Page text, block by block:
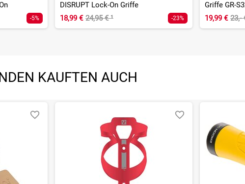
-5%
DISRUPT Lock-On Griffe
18,99 € 24,95 €¹ -23%
Griffe GR-
19,99 € 23,-
KAUFTEN AUCH